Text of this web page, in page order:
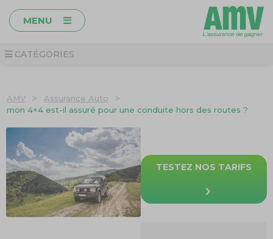
MENU
CATÉGORIES
AMV > Assurance Auto >
mon 4×4 est-il assuré pour une conduite hors des routes ?
TESTEZ NOS TARIFS